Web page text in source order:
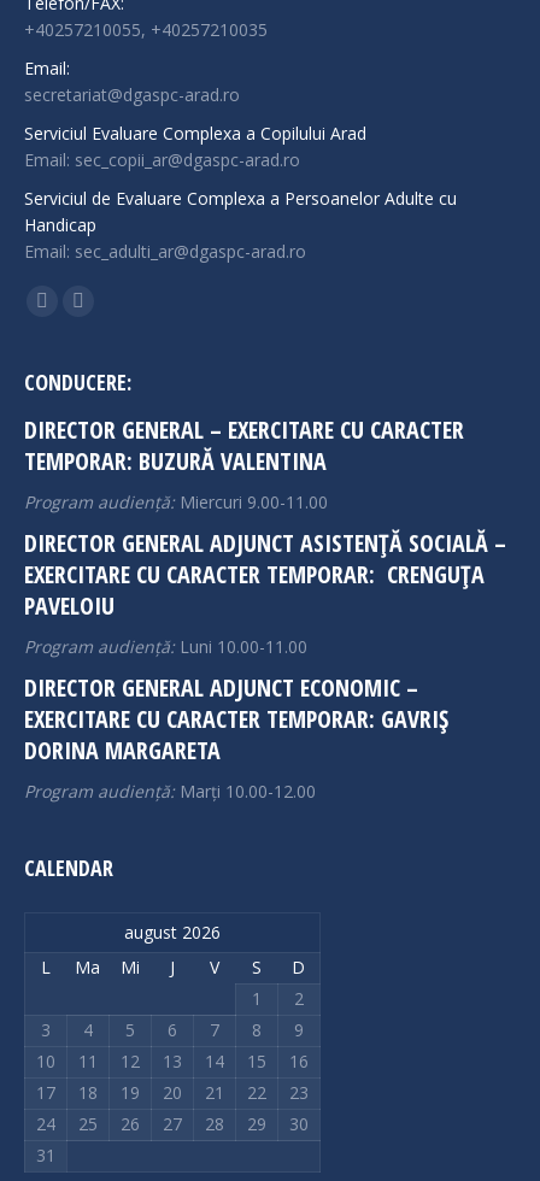
+40257210055, +40257210035
Email:
secretariat@dgaspc-arad.ro
Serviciul Evaluare Complexa a Copilului Arad
Email: sec_copii_ar@dgaspc-arad.ro
Serviciul de Evaluare Complexa a Persoanelor Adulte cu
Handicap
Email: sec_adulti_ar@dgaspc-arad.ro
Find us on:
opens
new
window
opens
new
window
CONDUCERE:
DIRECTOR GENERAL – EXERCITARE CU CARACTER
TEMPORAR: BUZURĂ VALENTINA
Program audiență: Miercuri 9.00-11.00
DIRECTOR GENERAL ADJUNCT ASISTENȚĂ SOCIALĂ –
EXERCITARE CU CARACTER TEMPORAR: CRENGUȚA
PAVELOIU
Program audiență: Luni 10.00-11.00
DIRECTOR GENERAL ADJUNCT ECONOMIC –
EXERCITARE CU CARACTER TEMPORAR: GAVRIȘ
DORINA MARGARETA
Program audiență: Marți 10.00-12.00
CALENDAR
august 2026
L
Ma Mi J V S
D
1
2
3
4 5 6 7 8
9
10
11 12 13 14 15
16
17
18 19 20 21 22
23
24
25 26 27 28 29
30
31